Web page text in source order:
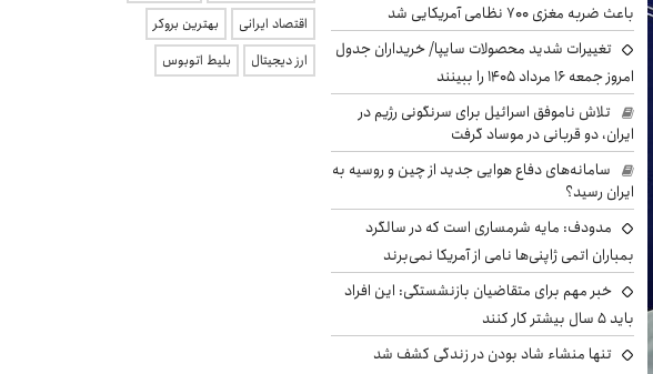
باعث ضربه مغزی ۷۰۰ نظامی آمریکایی شد
تغییرات شدید محصولات سایپا/ خریداران جدول
امروز جمعه ۱۶ مرداد ۱۴۰۵ را ببینند
تلاش ناموفق اسرائیل برای سرنگونی رژیم در
ایران، دو قربانی در موساد گرفت
سامانه‌های دفاع هوایی جدید از چین و روسیه به
ایران رسید؟
مدودف: مایه شرمساری است که در سالگرد
بمباران اتمی ژاپنی‌ها نامی از آمریکا نمی‌برند
خبر مهم برای متقاضیان بازنشستگی: این افراد
باید ۵ سال بیشتر کار کنند
تنها منشاء شاد بودن در زندگی کشف شد
اقتصاد ایرانی
بهترین بروکر
ارز دیجیتال
بلیط اتوبوس